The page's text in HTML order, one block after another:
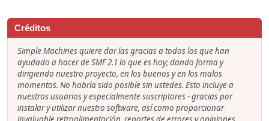
Créditos
Simple Machines quiere dar las gracias a todos los que han
ayudado a hacer de SMF 2.1 lo que es hoy; dando forma y
dirigiendo nuestro proyecto, en los buenos y en los malos
momentos. No habría sido posible sin ustedes. Esto incluye a
nuestros usuarios y especialmente suscriptores - gracias por
instalar y utilizar nuestro software, así como proporcionar